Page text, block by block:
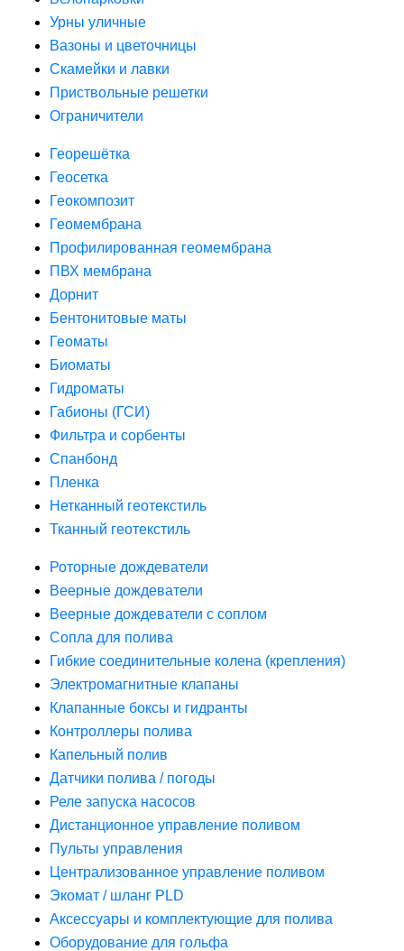
Урны уличные
Вазоны и цветочницы
Скамейки и лавки
Приствольные решетки
Ограничители
Георешётка
Геосетка
Геокомпозит
Геомембрана
Профилированная геомембрана
ПВХ мембрана
Дорнит
Бентонитовые маты
Геоматы
Биоматы
Гидроматы
Габионы (ГСИ)
Фильтра и сорбенты
Спанбонд
Пленка
Нетканный геотекстиль
Тканный геотекстиль
Роторные дождеватели
Веерные дождеватели
Веерные дождеватели с соплом
Сопла для полива
Гибкие соединительные колена (крепления)
Электромагнитные клапаны
Клапанные боксы и гидранты
Контроллеры полива
Капельный полив
Датчики полива / погоды
Реле запуска насосов
Дистанционное управление поливом
Пульты управления
Централизованное управление поливом
Экомат / шланг PLD
Аксессуары и комплектующие для полива
Оборудование для гольфа